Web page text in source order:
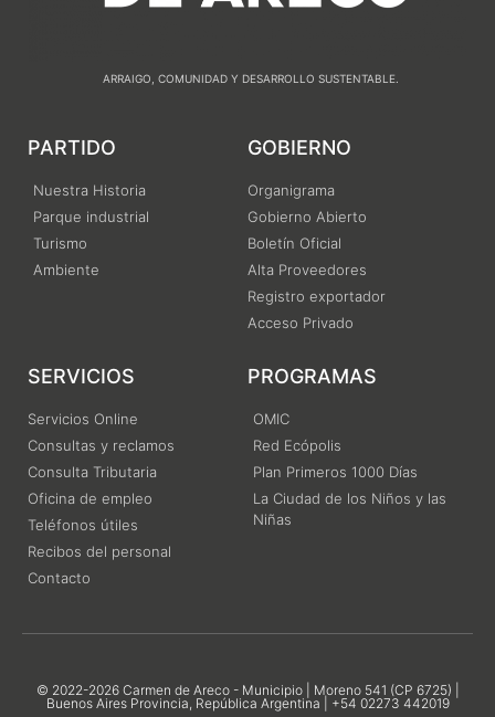
ARRAIGO, COMUNIDAD Y DESARROLLO SUSTENTABLE.
PARTIDO
Nuestra Historia
Parque industrial
Turismo
Ambiente
GOBIERNO
Organigrama
Gobierno Abierto
Boletín Oficial
Alta Proveedores
Registro exportador
Acceso Privado
SERVICIOS
Servicios Online
Consultas y reclamos
Consulta Tributaria
Oficina de empleo
Teléfonos útiles
Recibos del personal
Contacto
PROGRAMAS
OMIC
Red Ecópolis
Plan Primeros 1000 Días
La Ciudad de los Niños y las
Niñas
© 2022-2026 Carmen de Areco - Municipio | Moreno 541 (CP 6725) |
Buenos Aires Provincia, República Argentina | +54 02273 442019